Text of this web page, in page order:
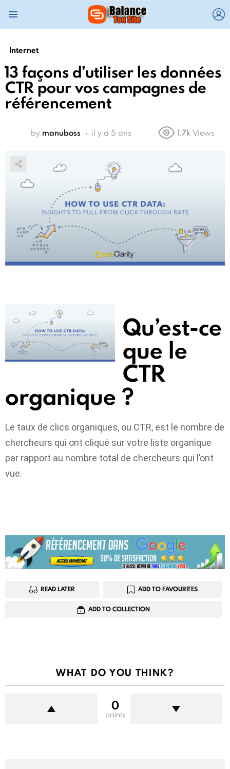
Internet
13 façons d’utiliser les données
CTR pour vos campagnes de
référencement
by manuboss il y a 5 ans 1.7k Views
Qu’est-ce
que le
CTR
organique ?
Le taux de clics organiques, ou CTR, est le nombre de
chercheurs qui ont cliqué sur votre liste organique
par rapport au nombre total de chercheurs qui l’ont
vue.
READ LATER ADD TO FAVOURITES
ADD TO COLLECTION
WHAT DO YOU THINK?
0
points